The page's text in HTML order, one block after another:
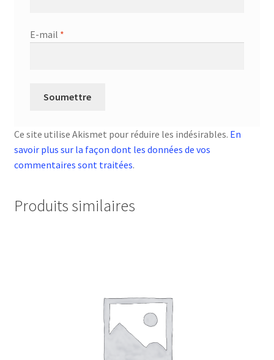
E-mail *
Ce site utilise Akismet pour réduire les indésirables. En
savoir plus sur la façon dont les données de vos
commentaires sont traitées.
Produits similaires